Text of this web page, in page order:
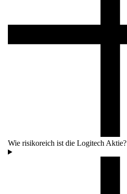
Wie risikoreich ist die Logitech Aktie?